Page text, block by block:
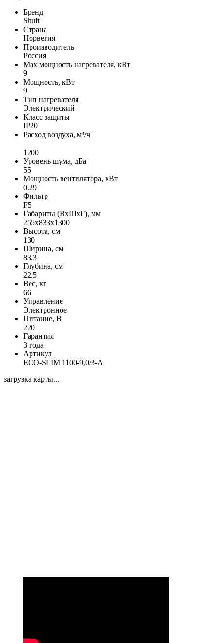
Бренд
Shuft
Страна
Норвегия
Производитель
Россия
Max мощность нагревателя, кВт
9
Мощность, кВт
9
Тип нагревателя
Электрический
Класс защиты
IP20
Расход воздуха, м³/ч
1200
Уровень шума, дБа
55
Мощность вентилятора, кВт
0.29
Фильтр
F5
Габариты (ВхШхГ), мм
255х833х1300
Высота, см
130
Ширина, см
83.3
Глубина, см
22.5
Вес, кг
66
Управление
Электронное
Питание, В
220
Гарантия
3 года
Артикул
ECO-SLIM 1100-9,0/3-А
загрузка карты...